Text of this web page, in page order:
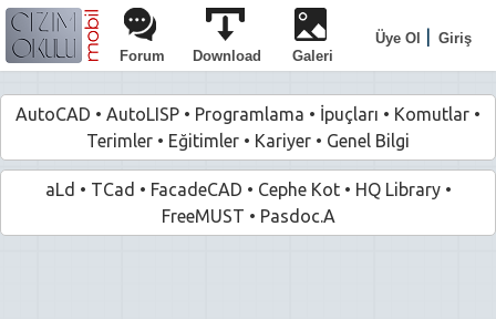
Üye Ol
Giriş
Forum
Download Galeri
AutoCAD • AutoLISP • Programlama • İpuçları • Komutlar •
Terimler • Eğitimler • Kariyer • Genel Bilgi
aLd • TCad • FacadeCAD • Cephe Kot• HQ Library•
FreeMUST • Pasdoc.A